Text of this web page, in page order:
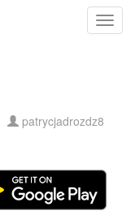
patrycjadrozdz8